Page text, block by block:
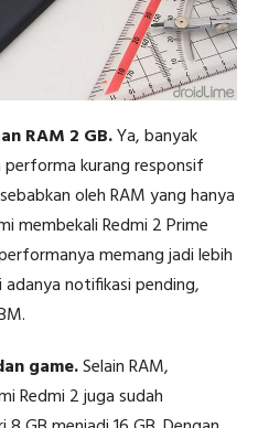
RAM 2 GB.Ya, banyak
kurang responsif
oleh RAM yang hanya
membekali Redmi 2 Prime
memang jadi lebih
notifikasi pending,
game.Selain RAM,
Redmi 2 juga sudah